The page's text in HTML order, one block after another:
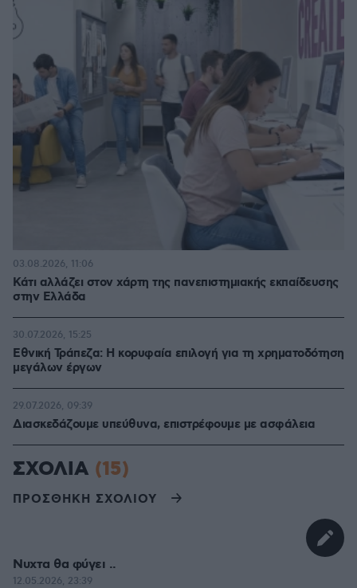
Κάτι αλλάζει στον χάρτη της πανεπιστημιακής εκπαίδευσης
στην Ελλάδα
03.08.2026, 11:06
Εθνική Τράπεζα: Η κορυφαία επιλογή για τη χρηματοδότηση
μεγάλων έργων
30.07.2026, 15:25
Διασκεδάζουμε υπεύθυνα, επιστρέφουμε με ασφάλεια
29.07.2026, 09:39
ΣΧΟΛΙΑ (15)
ΠΡΟΣΘΗΚΗ ΣΧΟΛΙΟΥ
Νυχτα θα φύγει ..
12.05.2026, 23:39